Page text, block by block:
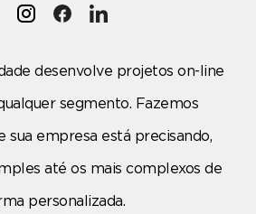
desenvolve projetos on-line
segmento. Fazemos
sua empresa está precisando,
até os mais complexos de
personalizada.